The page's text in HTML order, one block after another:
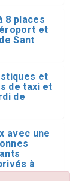
8 places
et
Sant
et
de taxi et
de
avec une
à